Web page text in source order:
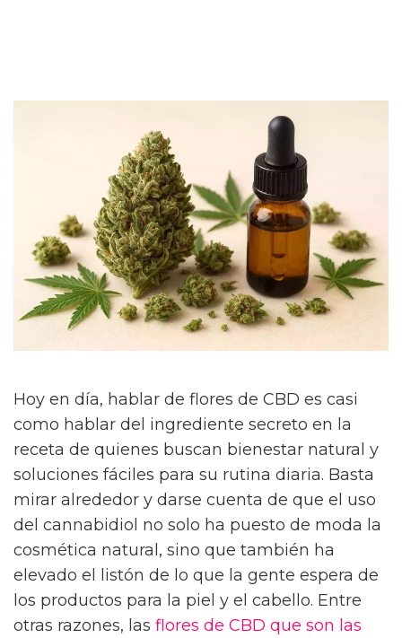
Hoy en día, hablar de flores de CBD es casi
como hablar del ingrediente secreto en la
receta de quienes buscan bienestar natural y
soluciones fáciles para su rutina diaria. Basta
mirar alrededor y darse cuenta de que el uso
del cannabidiol no solo ha puesto de moda la
cosmética natural, sino que también ha
elevado el listón de lo que la gente espera de
los productos para la piel y el cabello. Entre
otras razones, las flores de CBD que son las